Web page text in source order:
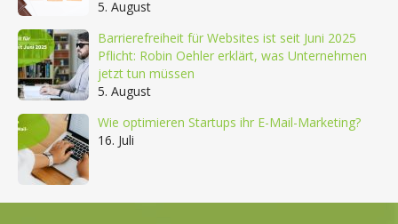
5. August
Barrierefreiheit für Websites ist seit Juni 2025
Pflicht: Robin Oehler erklärt, was Unternehmen
jetzt tun müssen
5. August
Wie optimieren Startups ihr E-Mail-Marketing?
16. Juli